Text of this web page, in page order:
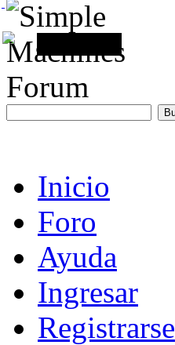
Inicio
Foro
Ayuda
Ingresar
Registrarse